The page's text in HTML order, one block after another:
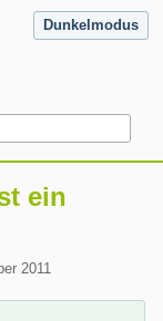
Dunkelmodus
ein
2011